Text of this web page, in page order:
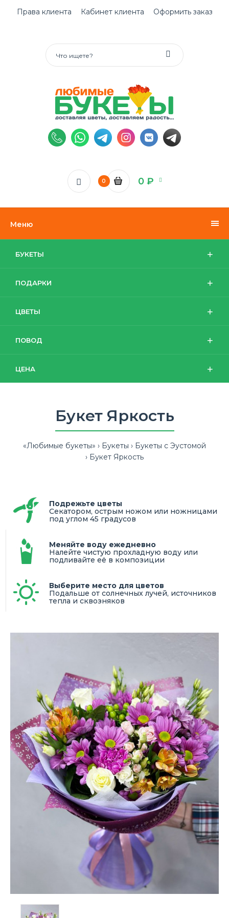
Права клиента Кабинет клиента Оформить заказ
0 0 ₽
Меню
БУКЕТЫ
ПОДАРКИ
ЦВЕТЫ
ПОВОД
ЦЕНА
Букет Яркость
«Любимые букеты» Букеты
Букеты с Эустомой
Букет Яркость
Подрежьте цветы
Секатором, острым ножом или ножницами
под углом 45 градусов
Меняйте воду ежедневно
Налейте чистую прохладную воду или
подливайте её в композиции
Выберите место для цветов
Подальше от солнечных лучей, источников
тепла и сквозняков